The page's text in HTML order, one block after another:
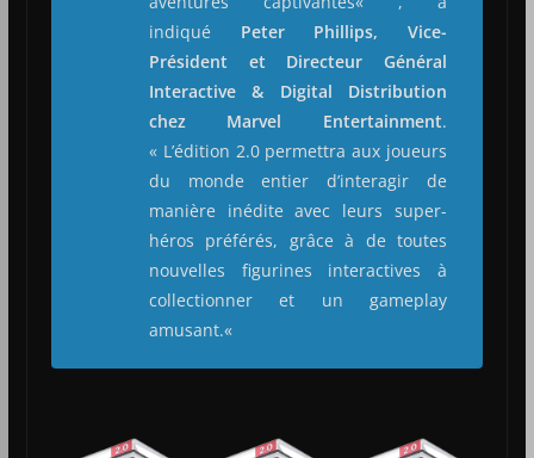
indiqué Peter Phillips, Vice-
Président et Directeur Général
Interactive & Digital Distribution
chez Marvel Entertainment.
« L’édition 2.0 permettra aux joueurs
du monde entier d’interagir de
manière inédite avec leurs super-
héros préférés, grâce à de toutes
nouvelles figurines interactives à
collectionner et un gameplay
amusant.«